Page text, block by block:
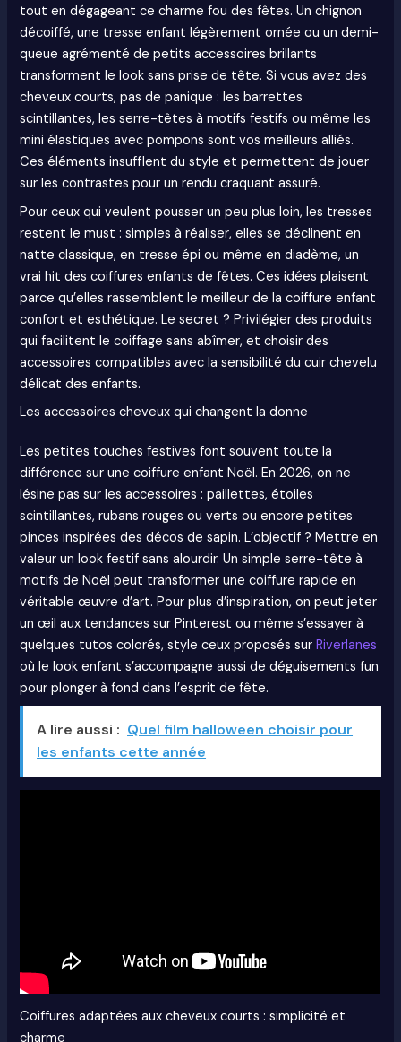
tout en dégageant ce charme fou des fêtes. Un chignon
décoiffé, une tresse enfant légèrement ornée ou un demi-
queue agrémenté de petits accessoires brillants
transforment le look sans prise de tête. Si vous avez des
cheveux courts, pas de panique : les barrettes
scintillantes, les serre-têtes à motifs festifs ou même les
mini élastiques avec pompons sont vos meilleurs alliés.
Ces éléments insufflent du style et permettent de jouer
sur les contrastes pour un rendu craquant assuré.
Pour ceux qui veulent pousser un peu plus loin, les tresses
restent le must : simples à réaliser, elles se déclinent en
natte classique, en tresse épi ou même en diadème, un
vrai hit des coiffures enfants de fêtes. Ces idées plaisent
parce qu’elles rassemblent le meilleur de la coiffure enfant
confort et esthétique. Le secret ? Privilégier des produits
qui facilitent le coiffage sans abîmer, et choisir des
accessoires compatibles avec la sensibilité du cuir chevelu
délicat des enfants.
Les accessoires cheveux qui changent la donne
Les petites touches festives font souvent toute la
différence sur une coiffure enfant Noël. En 2026, on ne
lésine pas sur les accessoires : paillettes, étoiles
scintillantes, rubans rouges ou verts ou encore petites
pinces inspirées des décos de sapin. L’objectif ? Mettre en
valeur un look festif sans alourdir. Un simple serre-tête à
motifs de Noël peut transformer une coiffure rapide en
véritable œuvre d’art. Pour plus d’inspiration, on peut jeter
un œil aux tendances sur Pinterest ou même s’essayer à
quelques tutos colorés, style ceux proposés surRiverlanes
où le look enfant s’accompagne aussi de déguisements fun
pour plonger à fond dans l’esprit de fête.
A lire aussi : Quel film halloween choisir pour
les enfants cette année
Coiffures adaptées aux cheveux courts : simplicité et
charme